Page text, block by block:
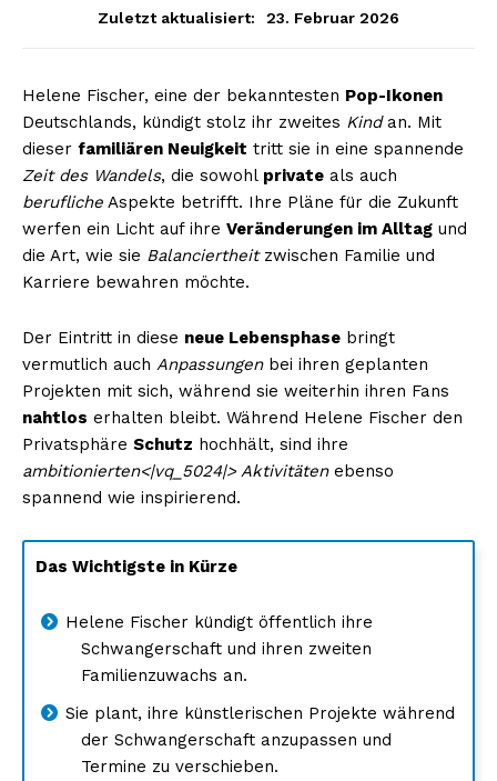
Zuletzt aktualisiert:
23. Februar 2026
Helene Fischer, eine der bekanntesten Pop-Ikonen
Deutschlands, kündigt stolz ihr zweites Kindan. Mit
dieser familiären Neuigkeit tritt sie in eine spannende
Zeit des Wandels, die sowohl private als auch
berufliche Aspekte betrifft. Ihre Pläne für die Zukunft
werfen ein Licht auf ihre Veränderungen im Alltag und
die Art, wie sie Balanciertheitzwischen Familie und
Karriere bewahren möchte.
Der Eintritt in diese neue Lebensphase bringt
vermutlich auch Anpassungenbei ihren geplanten
Projekten mit sich, während sie weiterhin ihren Fans
nahtlos erhalten bleibt. Während Helene Fischer den
Privatsphäre Schutz hochhält, sind ihre
ambitionierten<|vq_5024|> Aktivitätenebenso
spannend wie inspirierend.
Das Wichtigste in Kürze
Helene Fischer kündigt öffentlich ihre
Schwangerschaft und ihren zweiten
Familienzuwachs an.
Sie plant, ihre künstlerischen Projekte während
der Schwangerschaft anzupassen und
Termine zu verschieben.